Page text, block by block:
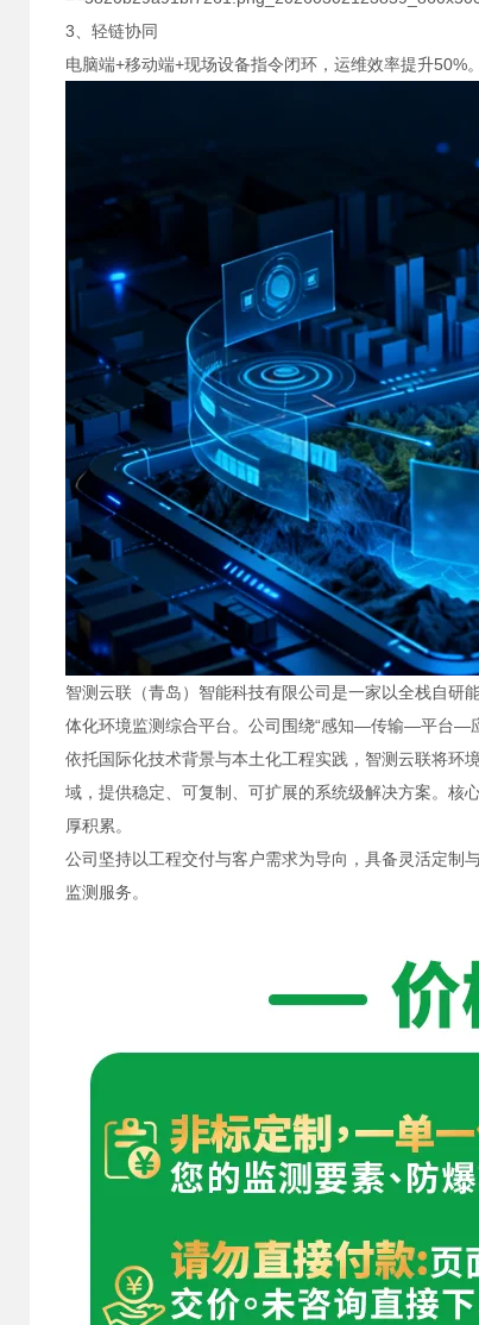
3、轻链协同
电脑端+移动端+现场设备指令闭环，运维效率提升50%。
智测云联（青岛）智能科技有限公司是一家以全栈自研
体化环境监测综合平台。公司围绕“感知—传输—平台—
依托国际化技术背景与本土化工程实践，智测云联将环
域，提供稳定、可复制、可扩展的系统级解决方案。核
厚积累。
公司坚持以工程交付与客户需求为导向，具备灵活定制
监测服务。